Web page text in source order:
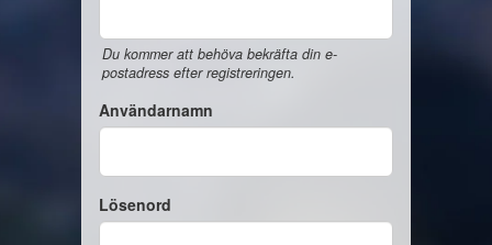
Du kommer att behöva bekräfta din e-
postadress efter registreringen.
Användarnamn
Lösenord